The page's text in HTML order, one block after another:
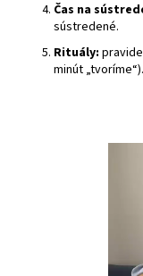
Čas na
sústredené.
Rituály:
minút „tvoríme“).